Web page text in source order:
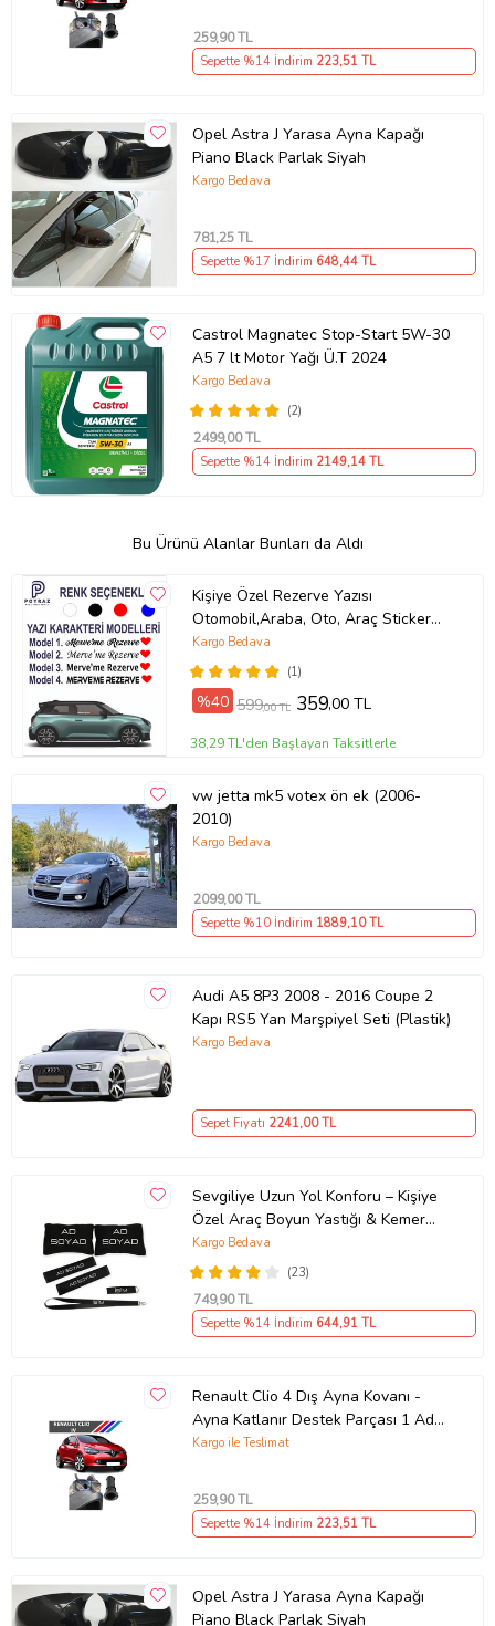
259,90 TL
Sepette %14 İndirim 223,51 TL
Opel Astra J Yarasa Ayna Kapağı
Piano Black Parlak Siyah
Kargo Bedava
781,25 TL
Sepette %17 İndirim 648,44 TL
Castrol Magnatec Stop-Start 5W-30
A5 7 lt Motor Yağı Ü.T 2024
(2)
Kargo Bedava
2499,00 TL
Sepette %14 İndirim 2149,14 TL
Bu Ürünü Alanlar Bunları da Aldı
Kişiye Özel Rezerve Yazısı
Otomobil,Araba, Oto, Araç Sticker
(Parlak Beyaz)
(1)
Kargo Bedava
%40 599,00 TL 359,00 TL
38,29 TL'den Başlayan Taksitlerle
vw jetta mk5 votex ön ek (2006-
2010)
Kargo Bedava
2099,00 TL
Sepette %10 İndirim 1889,10 TL
Audi A5 8P3 2008 - 2016 Coupe 2
Kapı RS5 Yan Marşpiyel Seti (Plastik)
Kargo Bedava
Sepet Fiyatı 2241,00 TL
Sevgiliye Uzun Yol Konforu – Kişiye
Özel Araç Boyun Yastığı & Kemer
Pedi Hediye Seti
(23)
Kargo Bedava
749,90 TL
Sepette %14 İndirim 644,91 TL
Renault Clio 4 Dış Ayna Kovanı -
Ayna Katlanır Destek Parçası 1 Adet
490307706 M3625
Kargo ile Teslimat
259,90 TL
Sepette %14 İndirim 223,51 TL
Opel Astra J Yarasa Ayna Kapağı
Piano Black Parlak Siyah